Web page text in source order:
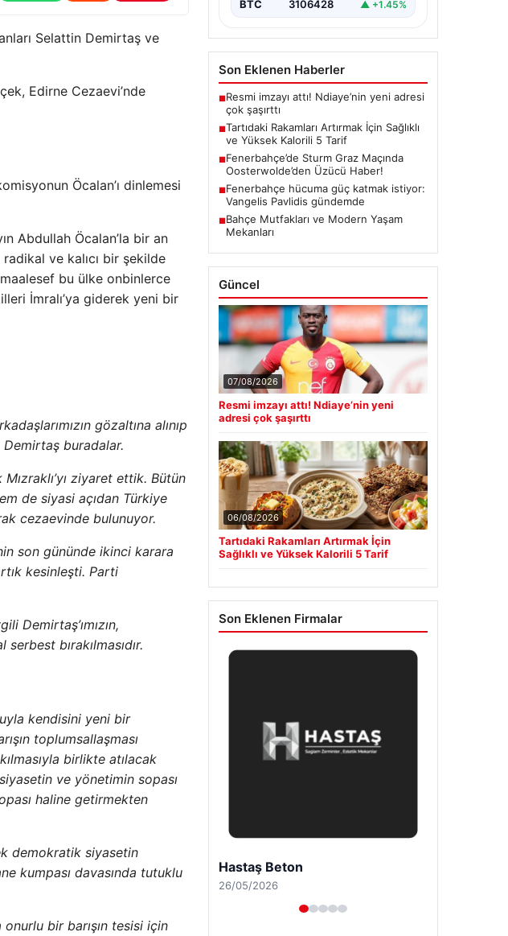
Selattin Demirtaş ve
Edirne Cezaevi’nde
Öcalan’ı dinlemesi
Abdullah Öcalan’la bir an
ve kalıcı bir şekilde
bu ülke onbinlerce
İmralı’ya giderek yeni bir
gözaltına alınıp
Demirtaş buradalar.
ziyaret ettik. Bütün
de siyasi açıdan Türkiye
cezaevinde bulunuyor.
son gününde ikinci karara
kesinleşti. Parti
Demirtaş’ımızın,
bırakılmasıdır.
kendisini yeni bir
toplumsallaşması
birlikte atılacak
ve yönetimin sopası
haline getirmekten
demokratik siyasetin
kumpası davasında tutuklu
bir barışın tesisi için
BTC 3106428 ▲ +1.45%
Son Eklenen Haberler
■Resmi imzayı attı! Ndiaye’nin yeni adresi
çok şaşırttı
■Tartıdaki Rakamları Artırmak İçin Sağlıklı
ve Yüksek Kalorili 5 Tarif
■Fenerbahçe’de Sturm Graz Maçında
Oosterwolde’den Üzücü Haber!
■Fenerbahçe hücuma güç katmak istiyor:
Vangelis Pavlidis gündemde
■Bahçe Mutfakları ve Modern Yaşam
Mekanları
Güncel
07/08/2026
Resmi imzayı attı! Ndiaye’nin yeni
adresi çok şaşırttı
06/08/2026
Tartıdaki Rakamları Artırmak İçin
Sağlıklı ve Yüksek Kalorili 5 Tarif
Son Eklenen Firmalar
Prenses Night Club
29/04/2026